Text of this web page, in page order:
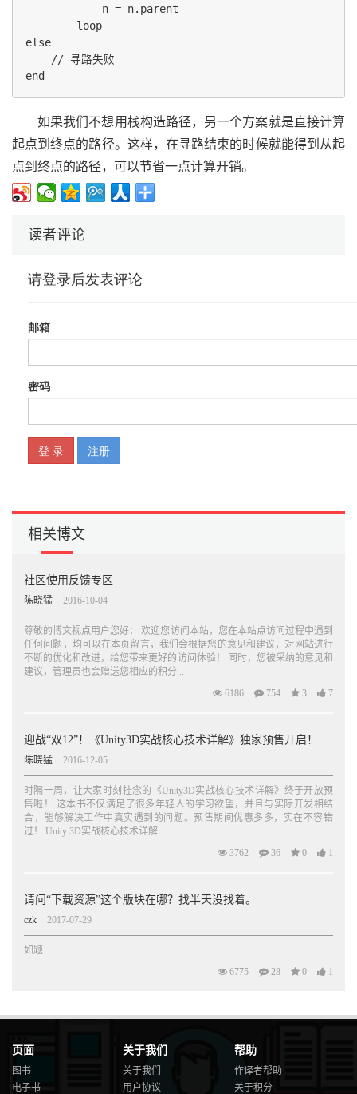
            n = n.parent
        loop
else
    // 寻路失败
如果我们不想用栈构造路径，另一个方案就是直接计算
起点到终点的路径。这样，在寻路结束的时候就能得到从起
点到终点的路径，可以节省一点计算开销。
读者评论
相关博文
社区使用反馈专区
陈晓猛 2016-10-04
尊敬的博文视点用户您好： 欢迎您访问本站，您在本站点访问过程中遇到
任何问题，均可以在本页留言，我们会根据您的意见和建议，对网站进行
不断的优化和改进，给您带来更好的访问体验！ 同时，您被采纳的意见和
建议，管理员也会赠送您相应的积分...
6186
754 3 7
迎战“双12”！《Unity3D实战核心技术详解》独家预售开启！
陈晓猛 2016-12-05
时隔一周，让大家时刻挂念的《Unity3D实战核心技术详解》终于开放预
售啦！ 这本书不仅满足了很多年轻人的学习欲望，并且与实际开发相结
合，能够解决工作中真实遇到的问题。预售期间优惠多多，实在不容错
过！ Unity 3D实战核心技术详解 ...
3762
36 0 1
请问“下载资源”这个版块在哪？找半天没找着。
czk 2017-07-29
如题 ...
6775
28 0 1
页面
图书
电子书
关于我们
关于我们
用户协议
帮助
作译者帮助
关于积分